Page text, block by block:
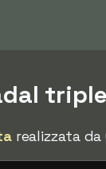
realizzata da